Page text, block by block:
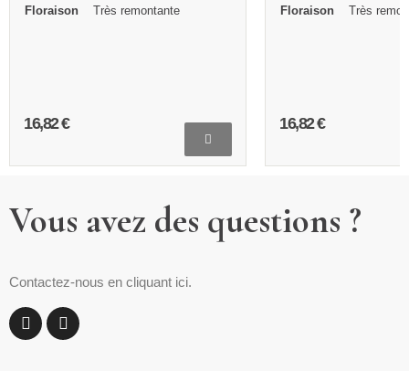
Floraison
Très remontante
16,82 €
Floraison
Très
16,82 €
Vous avez des questions ?
Contactez-nous en cliquant ici.